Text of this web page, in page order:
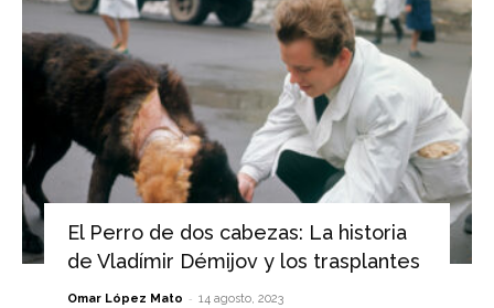
El Perro de dos cabezas: La historia
de Vladímir Démijov y los trasplantes
Omar López Mato - 14 agosto, 2023